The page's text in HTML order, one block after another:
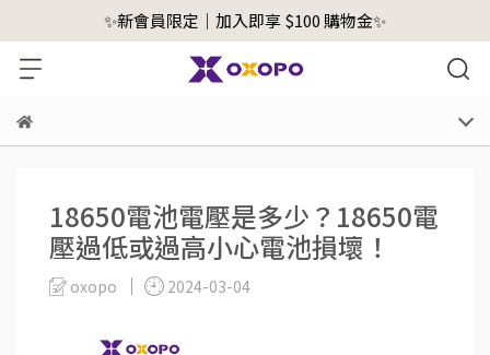
✨新會員限定｜加入即享 $100 購物金✨
18650電池電壓是多少？18650電
壓過低或過高小心電池損壞！
oxopo 2024-03-04